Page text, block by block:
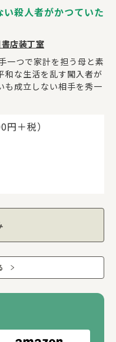
殺人者がかつていた
店装丁室
一つで家計を担う母と素
和な生活を乱す闖入者が
も成立しない相手を秀一
＋税）